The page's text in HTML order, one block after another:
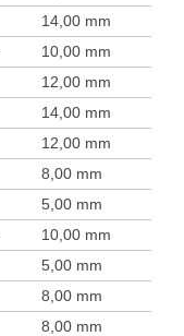
14,00 mm
10,00 mm
12,00 mm
14,00 mm
12,00 mm
8,00 mm
5,00 mm
10,00 mm
5,00 mm
8,00 mm
8,00 mm